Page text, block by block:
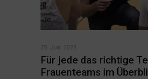
25. Juni 2023
Für jede das richtige
Frauenteams im